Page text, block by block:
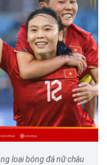
loại bóng đá nữ châu